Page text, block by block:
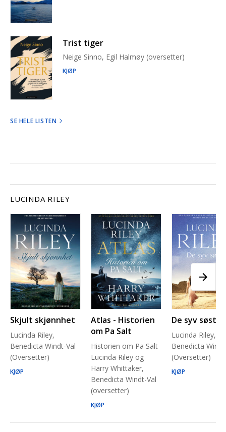
Trist tiger
Neige Sinno, Egil Halmøy (oversetter)
KJØP
SE HELE LISTEN
LUCINDA RILEY
Skjult skjønnhet
Lucinda Riley,
Benedicta Windt-Val
(Oversetter)
KJØP
Atlas - Historien
om Pa Salt
Historien om Pa Salt
Lucinda Riley og
Harry Whittaker,
Benedicta Windt-Val
(oversetter)
KJØP
De syv søstre
Lucinda Riley,
Benedicta
(Oversetter)
KJØP